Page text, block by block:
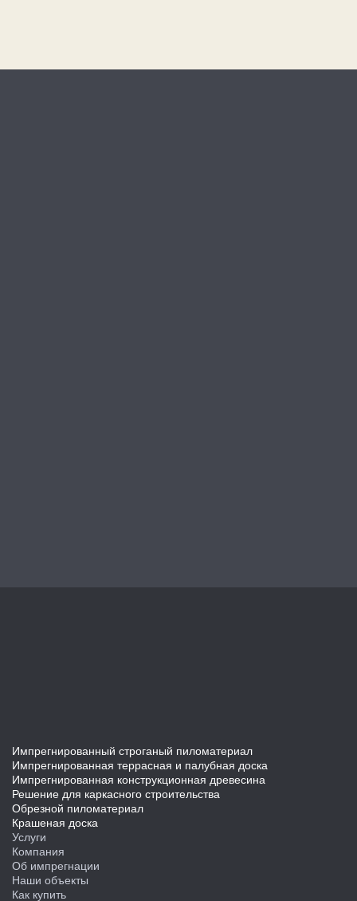
Импрегнированный строганый пиломатериал
Импрегнированная террасная и палубная доска
Импрегнированная конструкционная древесина
Решение для каркасного строительства
Обрезной пиломатериал
Крашеная доска
Услуги
Компания
Об импрегнации
Наши объекты
Как купить